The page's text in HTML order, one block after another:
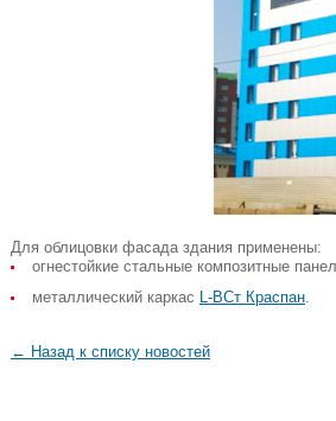
Для облицовки фасада здания применены:
огнестойкие стальные композитные
металлический каркас
L-ВСт Краспан
← Назад к списку новостей